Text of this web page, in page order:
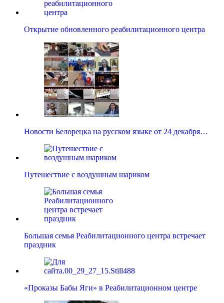
Открытие обновленного реабилитационного центра
Новости Белорецка на русском языке от 24 декабря…
Путешествие с воздушным шариком
Большая семья Реабилитационного центра встречает
праздник
«Проказы Бабы Яги» в Реабилитационном центре